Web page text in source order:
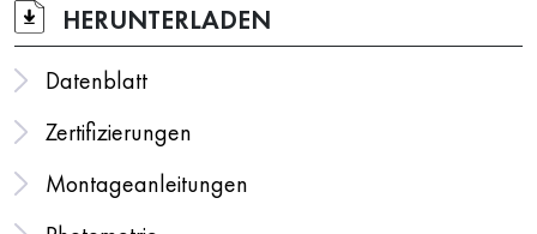
HERUNTERLADEN
Datenblatt
Zertifizierungen
Montageanleitungen